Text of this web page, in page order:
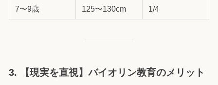
7〜9歳 125〜130cm 1/4
3. 【現実を直視】バイオリン教育のメリット